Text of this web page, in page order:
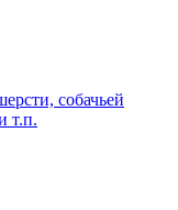
собачьей
т.п.